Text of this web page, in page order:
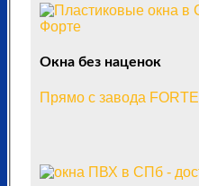
Окна без наценок
Прямо с завода FORTE